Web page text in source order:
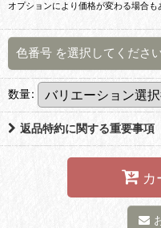
オプションにより価格が変わる場合も
色番号 を選択してくださ
数量:
返品特約に関する重要事項
カ